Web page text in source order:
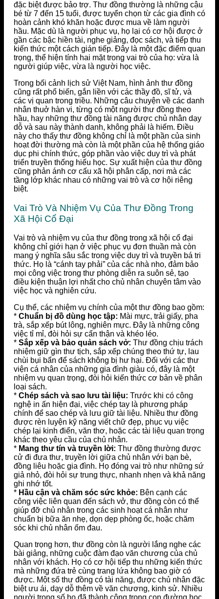
đặc biệt được bảo trợ. Thư đồng thường là những cậu
bé từ 7 đến 15 tuổi, được tuyển chọn từ các gia đình có
hoàn cảnh khó khăn hoặc được mua về làm người
hầu. Mặc dù là người phục vụ, họ lại có cơ hội được ở
gần các bậc hiền tài, nghe giảng, đọc sách, và tiếp thu
kiến thức một cách gián tiếp. Đây là một đặc điểm quan
trọng, thể hiện tính hai mặt trong vai trò của họ: vừa là
người giúp việc, vừa là người học việc.
Trong bối cảnh lịch sử Việt Nam, hình ảnh thư đồng
cũng rất phổ biến, gắn liền với các thầy đồ, sĩ tử, và
các vị quan trong triều. Những câu chuyện về các danh
nhân thuở hàn vi, từng có một người thư đồng theo
hầu, hay những thư đồng tài năng được chủ nhân dạy
dỗ và sau này thành danh, không phải là hiếm. Điều
này cho thấy thư đồng không chỉ là một phần của sinh
hoạt đời thường mà còn là một phần của hệ thống giáo
dục phi chính thức, góp phần vào việc duy trì và phát
triển truyền thống hiếu học. Sự xuất hiện của thư đồng
cũng phản ánh cơ cấu xã hội phân cấp, nơi mà các
tầng lớp khác nhau có những vai trò và cơ hội riêng
biệt.
Vai Trò Và Nhiệm Vụ Của Thư Đồng Trong
Xã Hội Cổ Đại
Vai trò và nhiệm vụ của thư đồng trong xã hội cổ đại
không chỉ giới hạn ở việc phục vụ đơn thuần mà còn
mang ý nghĩa sâu sắc trong việc duy trì và truyền bá tri
thức. Họ là “cánh tay phải” của các nhà nho, đảm bảo
mọi công việc trong thư phòng diễn ra suôn sẻ, tạo
điều kiện thuận lợi nhất cho chủ nhân chuyên tâm vào
việc học và nghiên cứu.
Cụ thể, các nhiệm vụ chính của một thư đồng bao gồm:
* Chuẩn bị đồ dùng học tập: Mài mực, trải giấy, pha
trà, sắp xếp bút lông, nghiên mực. Đây là những công
việc tỉ mỉ, đòi hỏi sự cẩn thận và khéo léo.
* Sắp xếp và bảo quản sách vở: Thư đồng chịu trách
nhiệm giữ gìn thư tịch, sắp xếp chúng theo thứ tự, lau
chùi bụi bẩn để sách không bị hư hại. Đối với các thư
viện cá nhân của những gia đình giàu có, đây là một
nhiệm vụ quan trọng, đòi hỏi kiến thức cơ bản về phân
loại sách.
* Chép sách và sao lưu tài liệu: Trước khi có công
nghệ in ấn hiện đại, việc chép tay là phương pháp
chính để sao chép và lưu giữ tài liệu. Nhiều thư đồng
được rèn luyện kỹ năng viết chữ đẹp, phục vụ việc
chép lại kinh điển, văn thơ, hoặc các tài liệu quan trọng
khác theo yêu cầu của chủ nhân.
* Mang thư tín và truyền lời: Thư đồng thường được
cử đi đưa thư, truyền lời giữa chủ nhân với bạn bè,
đồng liêu hoặc gia đình. Họ đóng vai trò như những sứ
giả nhỏ, đòi hỏi sự trung thực, nhanh nhẹn và khả năng
ghi nhớ tốt.
* Hầu cận và chăm sóc sức khỏe: Bên cạnh các
công việc liên quan đến sách vở, thư đồng còn có thể
giúp đỡ chủ nhân trong các sinh hoạt cá nhân như
chuẩn bị bữa ăn nhẹ, dọn dẹp phòng ốc, hoặc chăm
sóc khi chủ nhân ốm đau.
Quan trọng hơn, thư đồng còn là người lắng nghe các
bài giảng, những cuộc đàm đạo văn chương của chủ
nhân với khách. Họ có cơ hội tiếp thu những kiến thức
mà những đứa trẻ cùng trang lứa không bao giờ có
được. Một số thư đồng có tài năng, được chủ nhân đặc
biệt ưu ái, dạy dỗ thêm về văn chương, kinh sử. Nhiều
người trong số họ đã thành công trong con đường học